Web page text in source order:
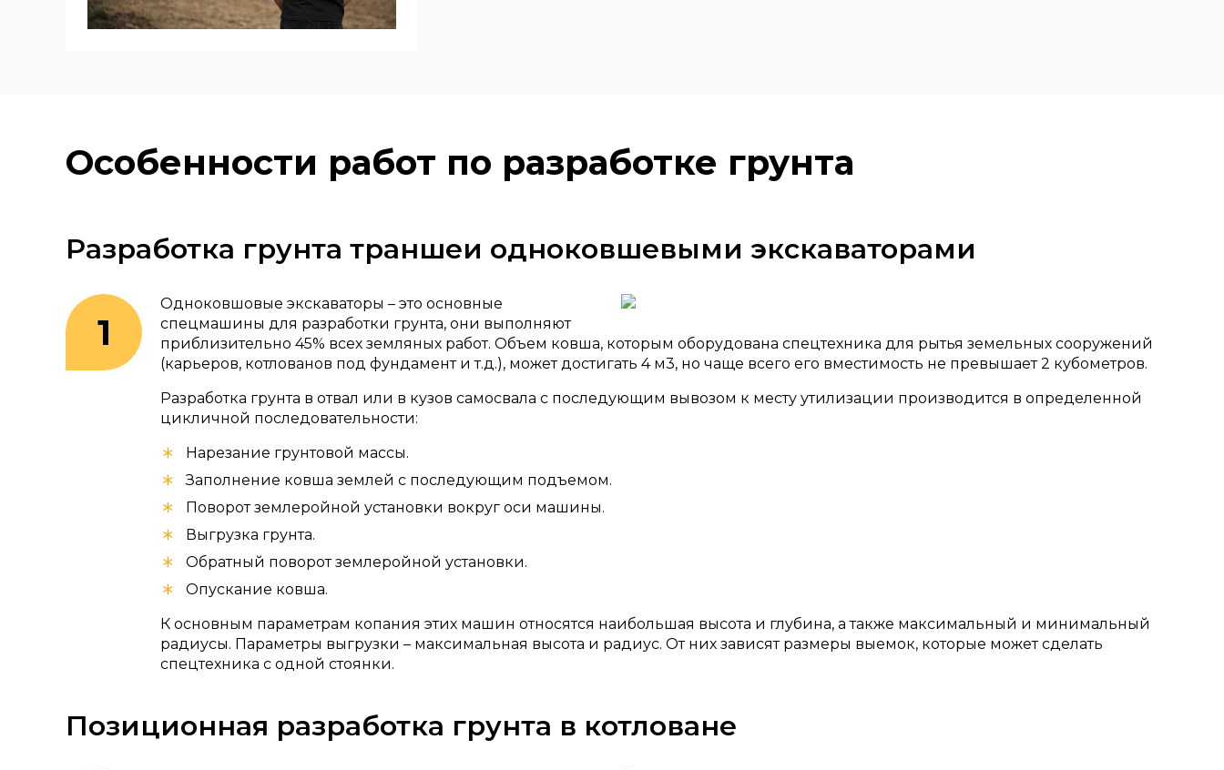
Особенности работ по разработке грунта
Разработка грунта траншеи одноковшевыми экскаваторами
Одноковшовые экскаваторы – это основные
спецмашины для разработки грунта, они выполняют
приблизительно 45% всех земляных работ. Объем ковша, которым оборудована спецтехника для рытья земельных сооружений
(карьеров, котлованов под фундамент и т.д.), может достигать 4 м3, но чаще всего его вместимость не превышает 2 кубометров.
Разработка грунта в отвал или в кузов самосвала с последующим вывозом к месту утилизации производится в определенной
цикличной последовательности:
Нарезание грунтовой массы.
Заполнение ковша землей с последующим подъемом.
Поворот землеройной установки вокруг оси машины.
Выгрузка грунта.
Обратный поворот землеройной установки.
Опускание ковша.
К основным параметрам копания этих машин относятся наибольшая высота и глубина, а также максимальный и минимальный
радиусы. Параметры выгрузки – максимальная высота и радиус. От них зависят размеры выемок, которые может сделать
спецтехника с одной стоянки.
Позиционная разработка грунта в котловане